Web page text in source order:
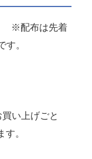
※配布は先着
す。
い上げごと
。